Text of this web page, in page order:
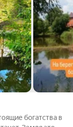
богатства в